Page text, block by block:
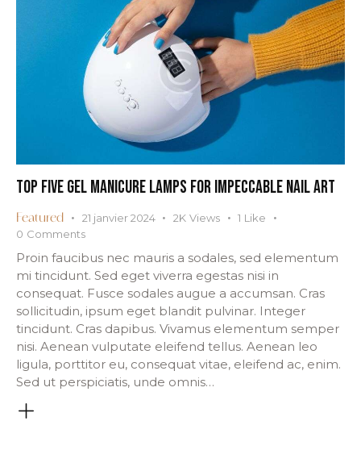
TOP FIVE GEL MANICURE LAMPS FOR IMPECCABLE NAIL ART
Featured 21 janvier 2024 2K Views 1 Like
0 Comments
Proin faucibus nec mauris a sodales, sed elementum
mi tincidunt. Sed eget viverra egestas nisi in
consequat. Fusce sodales augue a accumsan. Cras
sollicitudin, ipsum eget blandit pulvinar. Integer
tincidunt. Cras dapibus. Vivamus elementum semper
nisi. Aenean vulputate eleifend tellus. Aenean leo
ligula, porttitor eu, consequat vitae, eleifend ac, enim.
Sed ut perspiciatis, unde omnis…